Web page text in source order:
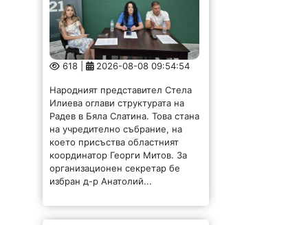
618 | 2026-08-08 09:54:54
Народният представител Стела
Илиева оглави структурата на
Радев в Бяла Слатина. Това стана
на учредително събрание, на
което присъства областният
координатор Георги Митов. За
организационен секретар бе
избран д-р Анатолий...